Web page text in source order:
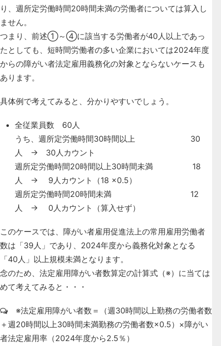
り、週所定労働時間20時間未満の労働者については算入し
ません。
つまり、前述①～④に該当する労働者が40人以上であっ
たとしても、短時間労働者の多い企業においては2024年度
からの障がい者法定雇用義務化の対象とならないケースも
あります。
具体例で考えてみると、分かりやすいでしょう。
全従業員数 60人
うち、週所定労働時間30時間以上 30
人 → 30人カウント
週所定労働時間20時間以上30時間未満 18
人 → 9人カウント（18 ×0.5）
週所定労働時間20時間未満 12
人 → 0人カウント（算入せず）
このケースでは、障がい者雇用促進法上の常用雇用労働者
数は「39人」であり、2024年度から義務化対象となる
「40人」以上規模未満となります。
念のため、法定雇用障がい者数算定の計算式（※）に当ては
めて考えてみると・・・
※法定雇用障がい者数＝（週30時間以上勤務の労働者数
＋週20時間以上30時間未満勤務の労働者数×0.5）×障がい
者法定雇用率（2024年度から2.5％）